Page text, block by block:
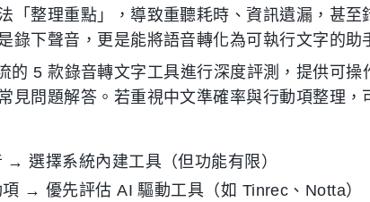
「整理重點」，導致重聽耗時、資訊遺漏，甚至
錄下聲音，更是能將語音轉化為可執行文字的助
的 5 款錄音轉文字工具進行深度評測，提供可操
見問題解答。若重視中文準確率與行動項整理，
→ 選擇系統內建工具（但功能有限）
→ 優先評估 AI 驅動工具（如 Tinrec、Notta）